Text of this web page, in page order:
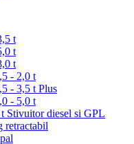
t
t
t
- 2,0 t
- 3,5 t Plus
- 5,0 t
Stivuitor diesel si GPL
retractabil